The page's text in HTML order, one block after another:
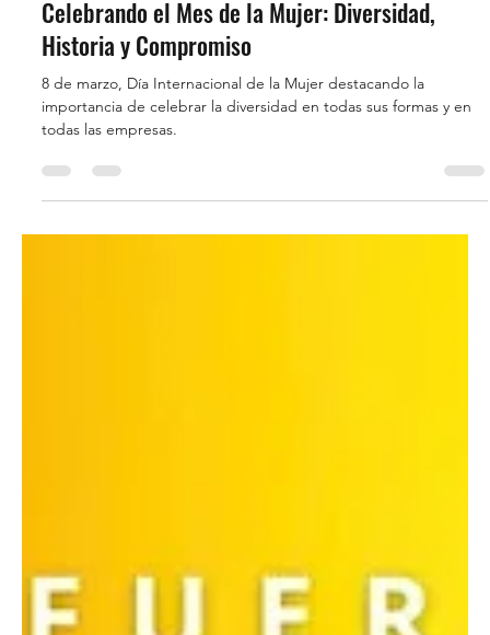
8 mar 2024
3 min de lectura
Celebrando el Mes de la Mujer: Diversidad,
Historia y Compromiso
8 de marzo, Día Internacional de la Mujer destacando la
todas las empresas.